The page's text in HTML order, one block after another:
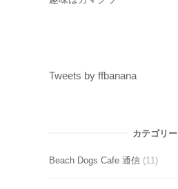
Tweets by ffbanana
カテゴリー
Beach Dogs Cafe 通信 (11)